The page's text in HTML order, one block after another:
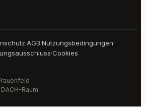
·AGB·Nutzungsbedingungen·
·Cookies
Raum